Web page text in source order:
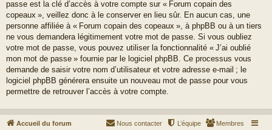
passe est la clé d’accès à votre compte sur « Forum copain des
copeaux », veillez donc à le conserver en lieu sûr. En aucun cas, une
personne affiliée à « Forum copain des copeaux », à phpBB ou à un tiers
ne vous demandera légitimement votre mot de passe. Si vous oubliez
votre mot de passe, vous pouvez utiliser la fonctionnalité « J’ai oublié
mon mot de passe » fournie par le logiciel phpBB. Ce processus vous
demande de saisir votre nom d’utilisateur et votre adresse e-mail ; le
logiciel phpBB générera ensuite un nouveau mot de passe pour vous
permettre de retrouver l’accès à votre compte.
Accueil du forum Membres
L’équipe
Nous contacter